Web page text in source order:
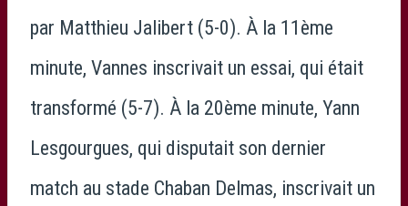
par Matthieu Jalibert (5-0). À la 11ème
minute, Vannes inscrivait un essai, qui était
transformé (5-7). À la 20ème minute, Yann
Lesgourgues, qui disputait son dernier
match au stade Chaban Delmas, inscrivait un